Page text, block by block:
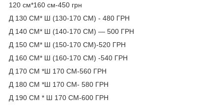
120 см*160 см-450 грн
Д 130 СМ* Ш (130-170 СМ) - 480 ГРН
Д 140 СМ* Ш (140-170 СМ) — 500 ГРН
Д 150 СМ* Ш (150-170 СМ)-520 ГРН
Д 160 СМ* Ш (160-170 СМ) -540 ГРН
Д 170 СМ *Ш 170 СМ-560 ГРН
Д 180 СМ *Ш 170 СМ- 580 ГРН
Д 190 СМ * Ш 170 СМ-600 ГРН